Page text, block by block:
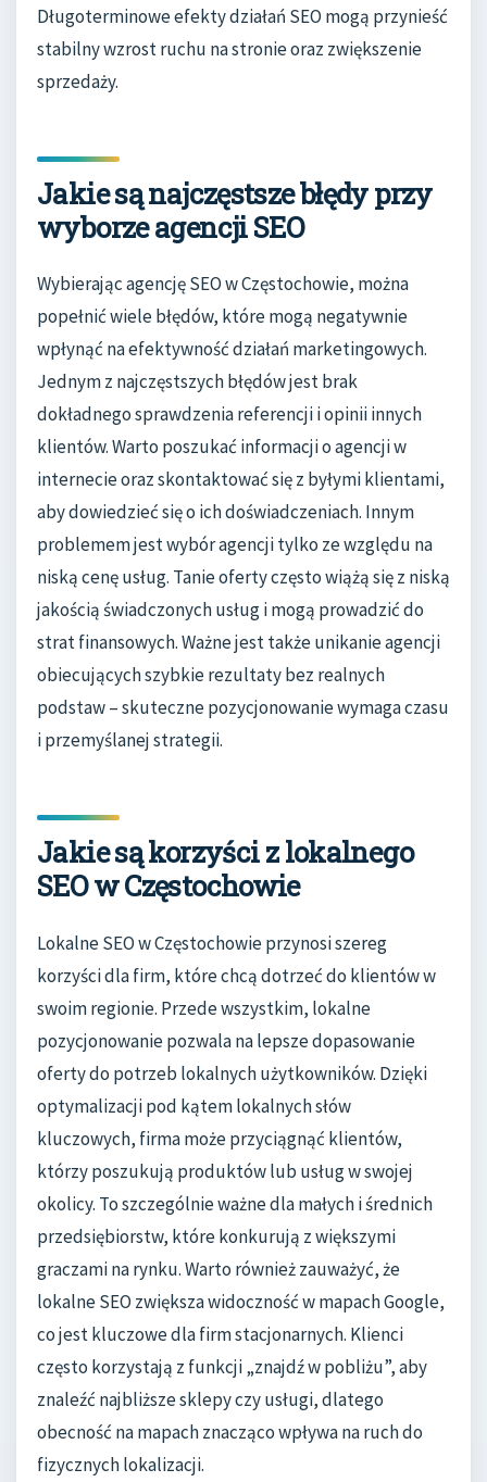
Długoterminowe efekty działań SEO mogą przynieść
stabilny wzrost ruchu na stronie oraz zwiększenie
sprzedaży.
Jakie są najczęstsze błędy przy
wyborze agencji SEO
Wybierając agencję SEO w Częstochowie, można
popełnić wiele błędów, które mogą negatywnie
wpłynąć na efektywność działań marketingowych.
Jednym z najczęstszych błędów jest brak
dokładnego sprawdzenia referencji i opinii innych
klientów. Warto poszukać informacji o agencji w
internecie oraz skontaktować się z byłymi klientami,
aby dowiedzieć się o ich doświadczeniach. Innym
problemem jest wybór agencji tylko ze względu na
niską cenę usług. Tanie oferty często wiążą się z niską
jakością świadczonych usług i mogą prowadzić do
strat finansowych. Ważne jest także unikanie agencji
obiecujących szybkie rezultaty bez realnych
podstaw – skuteczne pozycjonowanie wymaga czasu
i przemyślanej strategii.
Jakie są korzyści z lokalnego
SEO w Częstochowie
Lokalne SEO w Częstochowie przynosi szereg
korzyści dla firm, które chcą dotrzeć do klientów w
swoim regionie. Przede wszystkim, lokalne
pozycjonowanie pozwala na lepsze dopasowanie
oferty do potrzeb lokalnych użytkowników. Dzięki
optymalizacji pod kątem lokalnych słów
kluczowych, firma może przyciągnąć klientów,
którzy poszukują produktów lub usług w swojej
okolicy. To szczególnie ważne dla małych i średnich
przedsiębiorstw, które konkurują z większymi
graczami na rynku. Warto również zauważyć, że
lokalne SEO zwiększa widoczność w mapach Google,
co jest kluczowe dla firm stacjonarnych. Klienci
często korzystają z funkcji „znajdź w pobliżu”, aby
znaleźć najbliższe sklepy czy usługi, dlatego
obecność na mapach znacząco wpływa na ruch do
fizycznych lokalizacji.